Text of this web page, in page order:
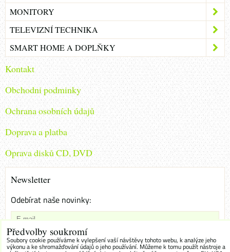
MONITORY
TELEVIZNÍ TECHNIKA
SMART HOME A DOPLŇKY
Kontakt
Obchodni podminky
Ochrana osobních údajů
Doprava a platba
Oprava disků CD, DVD
Newsletter
Odebírat naše novinky:
Chci se přihlásit k odběru novinek e-mailem
Předvolby soukromí
Soubory cookie používáme k vylepšení vaší návštěvy tohoto webu, k analýze jeho
výkonu a ke shromažďování údajů o jeho používání. Můžeme k tomu použít nástroje a